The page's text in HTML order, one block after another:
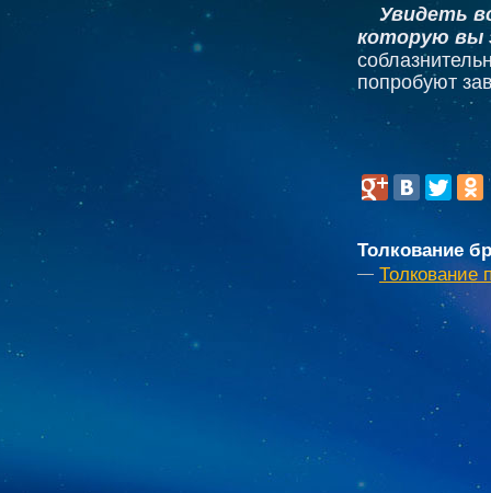
Увидеть
которую вы
попробуют
Толкование
Толкование